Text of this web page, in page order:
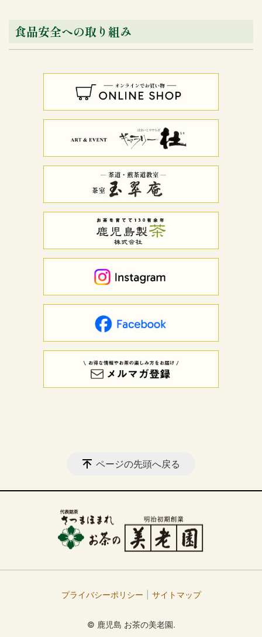
食品安全への取り組み
ページの先頭へ戻る
プライバシーポリシー サイトマップ
© 鹿児島 お茶の美老園.